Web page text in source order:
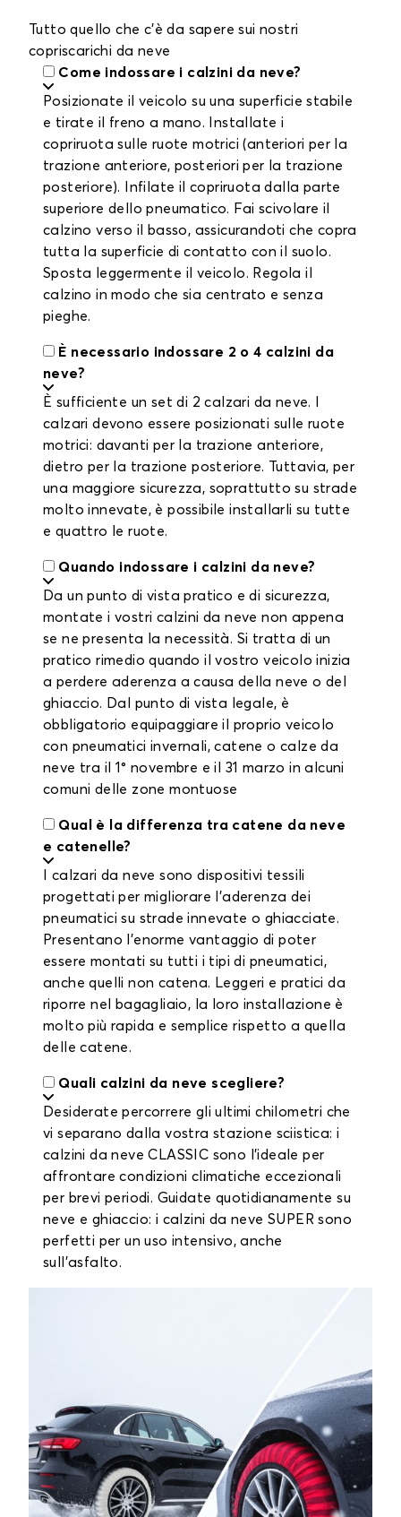
Tutto quello che c'è da sapere sui nostri
copriscarichi da neve
Come indossare i calzini da neve?
Posizionate il veicolo su una superficie stabile
e tirate il freno a mano. Installate i
copriruota sulle ruote motrici (anteriori per la
trazione anteriore, posteriori per la trazione
posteriore). Infilate il copriruota dalla parte
superiore dello pneumatico. Fai scivolare il
calzino verso il basso, assicurandoti che copra
tutta la superficie di contatto con il suolo.
Sposta leggermente il veicolo. Regola il
calzino in modo che sia centrato e senza
pieghe.
È necessario indossare 2 o 4 calzini da
neve?
È sufficiente un set di 2 calzari da neve. I
calzari devono essere posizionati sulle ruote
motrici: davanti per la trazione anteriore,
dietro per la trazione posteriore. Tuttavia, per
una maggiore sicurezza, soprattutto su strade
molto innevate, è possibile installarli su tutte
e quattro le ruote.
Quando indossare i calzini da neve?
Da un punto di vista pratico e di sicurezza,
montate i vostri calzini da neve non appena
se ne presenta la necessità. Si tratta di un
pratico rimedio quando il vostro veicolo inizia
a perdere aderenza a causa della neve o del
ghiaccio. Dal punto di vista legale, è
obbligatorio equipaggiare il proprio veicolo
con pneumatici invernali, catene o calze da
neve tra il 1° novembre e il 31 marzo in alcuni
comuni delle zone montuose
Qual è la differenza tra catene da neve
e catenelle?
I calzari da neve sono dispositivi tessili
progettati per migliorare l'aderenza dei
pneumatici su strade innevate o ghiacciate.
Presentano l'enorme vantaggio di poter
essere montati su tutti i tipi di pneumatici,
anche quelli non catena. Leggeri e pratici da
riporre nel bagagliaio, la loro installazione è
molto più rapida e semplice rispetto a quella
delle catene.
Quali calzini da neve scegliere?
Desiderate percorrere gli ultimi chilometri che
vi separano dalla vostra stazione sciistica: i
calzini da neve CLASSIC sono l'ideale per
affrontare condizioni climatiche eccezionali
per brevi periodi. Guidate quotidianamente su
neve e ghiaccio: i calzini da neve SUPER sono
perfetti per un uso intensivo, anche
sull'asfalto.